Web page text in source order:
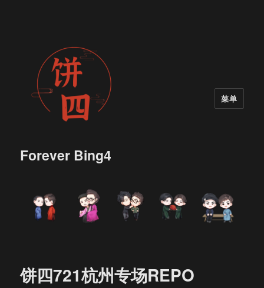
Forever Bing4
菜单
饼四721杭州专场REPO